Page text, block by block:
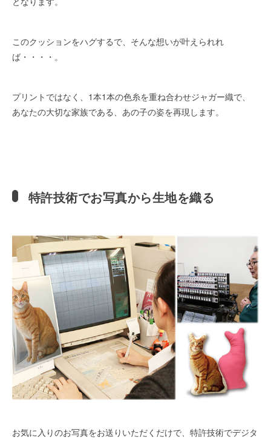
このクッションをハグするで、そんな想いが叶えられれ
ば・・・・。
プリントではなく、1本1本の色糸を重ね合わせジャガー織で、
あなたの大切な家族である、あの子の姿を再現します。
特許技術でお写真から生地を織る
お気に入りのお写真をお送りいただくだけで、特許技術でデジタ